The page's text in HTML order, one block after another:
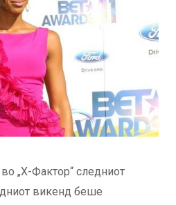
„Х-Фактор“ следниот
викенд беше